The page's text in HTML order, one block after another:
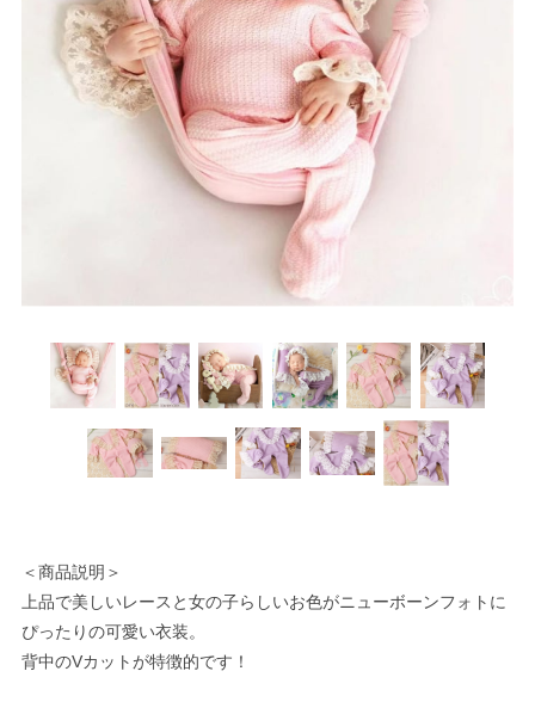
＜商品説明＞
上品で美しいレースと女の子らしいお色がニューボーンフォトに
ぴったりの可愛い衣装。
背中のVカットが特徴的です！